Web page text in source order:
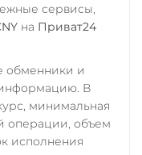
Сбербанк
СБП RUB
Счет ИП/ООО
USD EUR
Тинькофф
сервисы,
на Приват24
обменники и
В
минимальная
операции, объем
исполнения